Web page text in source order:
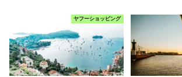
ヤフーショッピング